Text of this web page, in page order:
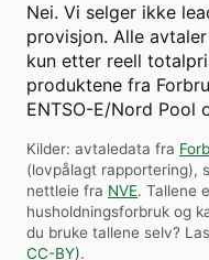
Nei. Vi selger ikke
provisjon. Alle
kun etter reell
produktene fra
ENTSO-E/Nord Pool
Kilder: avtaledata fra
(lovpålagt rapportering),
nettleie fra NVE. Tallene
husholdningsforbruk og
du bruke tallene selv?
CC-BY).